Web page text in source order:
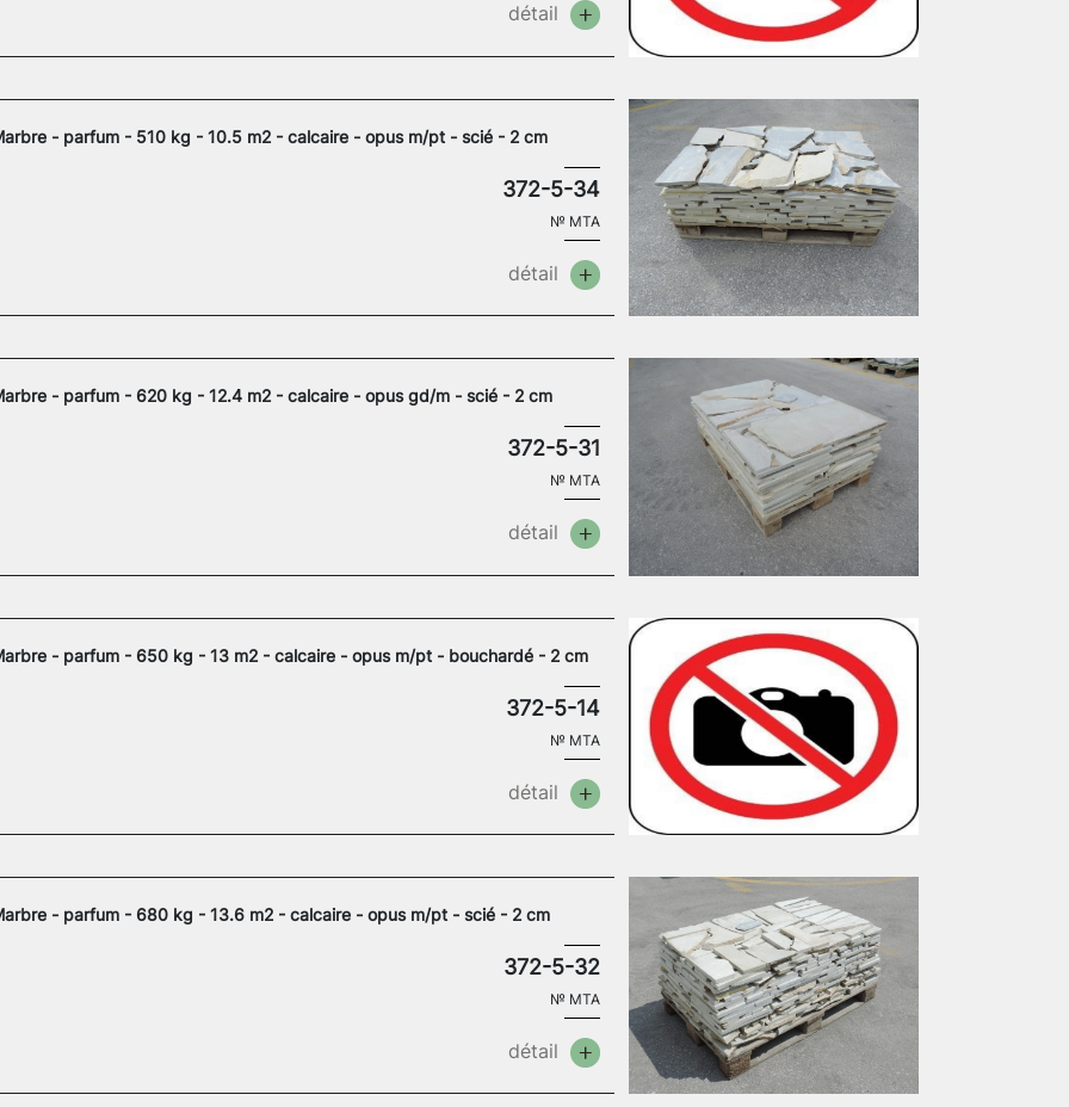
détail
- parfum - 510 kg - 10.5 m2 - calcaire - opus m/pt - scié - 2 cm
372-5-34
№ MTA
détail
- parfum - 620 kg - 12.4 m2 - calcaire - opus gd/m - scié - 2 cm
372-5-31
№ MTA
détail
- parfum - 650 kg - 13 m2 - calcaire - opus m/pt - bouchardé - 2 cm
372-5-14
№ MTA
détail
- parfum - 680 kg - 13.6 m2 - calcaire - opus m/pt - scié - 2 cm
372-5-32
№ MTA
détail